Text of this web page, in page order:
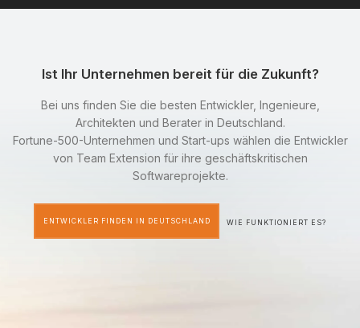
Ist Ihr Unternehmen bereit für die Zukunft?
Bei uns finden Sie die besten Entwickler, Ingenieure,
Architekten und Berater in Deutschland.
Fortune-500-Unternehmen und Start-ups wählen die Entwickler
von Team Extension für ihre geschäftskritischen
Softwareprojekte.
ENTWICKLER FINDEN IN DEUTSCHLAND WIE FUNKTIONIERT ES?